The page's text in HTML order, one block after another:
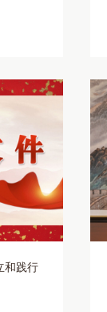
和践行